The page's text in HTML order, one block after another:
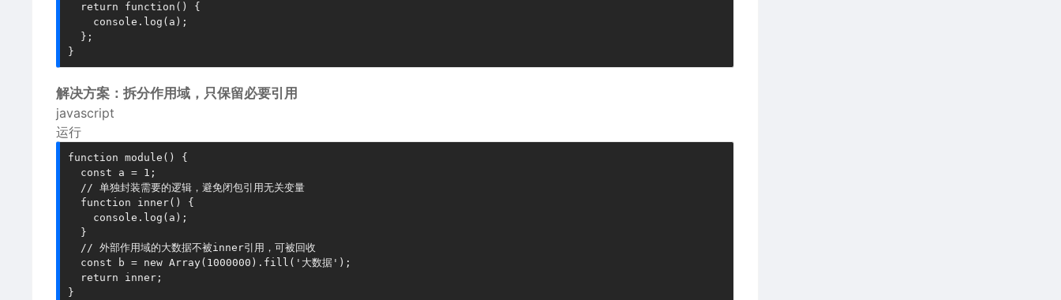
  return function() {
    console.log(a);
  };
解决方案：拆分作用域，只保留必要引用
javascript
运行
function module() {
  const a = 1;
  // 单独封装需要的逻辑，避免闭包引用无关变量
  function inner() {
    console.log(a);
  }
  // 外部作用域的大数据不被inner引用，可被回收
  const b = new Array(1000000).fill('大数据');
  return inner;